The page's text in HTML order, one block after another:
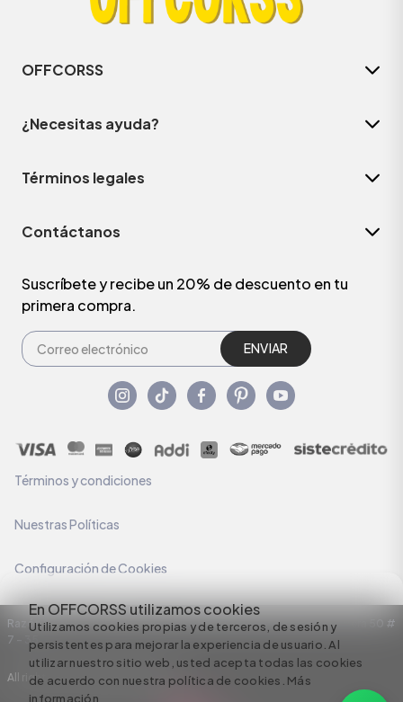
En OFFCORSS utilizamos cookies
Utilizamos cookies propias y de terceros, de sesión y
persistentes para mejorar la experiencia de usuario. Al
utilizar nuestro sitio web, usted acepta todas las cookies
de acuerdo con nuestra política de cookies. Más
información
OFFCORSS
¿Necesitas ayuda?
Términos legales
Contáctanos
Suscríbete y recibe un 20% de descuento en tu
primera compra.
ENVIAR
Términos y condiciones
Nuestras Políticas
Configuración de Cookies
Razón Social: C.I HERMECO S.A. NIT: 890924167-6 Dirección: Carrera 50 #
7 – 35
All rights reserved empowered by